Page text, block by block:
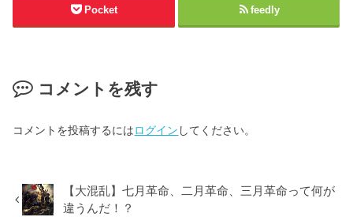
Pocket feedly
コメントを残す
コメントを投稿するにはログイン してください。
【大混乱】七月革命、二月革命、三月革命って何が
違うんだ！？